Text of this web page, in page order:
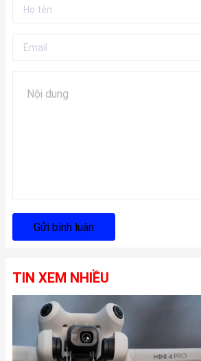
Gửi bình luận
TIN XEM NHIỀU